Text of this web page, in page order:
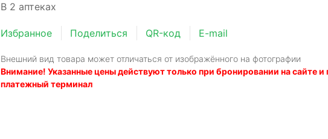
В 2 аптеках
Избранное Поделиться QR-код E-mail
Внешний вид товара может отличаться от изображённого на фотографии
Внимание! Указанные цены действуют только при бронировании на сайте и
платежный терминал